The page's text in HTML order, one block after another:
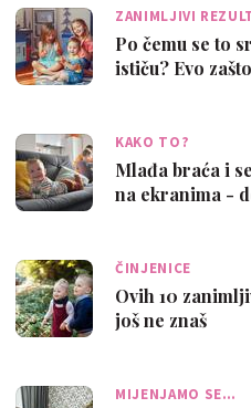
ZANIMLJIVI
Po čemu se to
ističu? Evo
KAKO TO?
Mlađa braća i
na ekranima -
ČINJENICE
Ovih 10
još ne znaš
MIJENJAMO SE…